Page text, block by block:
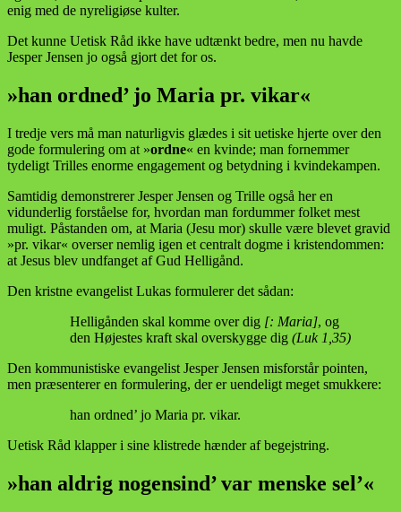
enig med de nyreligiøse kulter.
Det kunne Uetisk Råd ikke have udtænkt bedre, men nu havde
Jesper Jensen jo også gjort det for os.
»han ordned’ jo Maria pr. vikar«
I tredje vers må man naturligvis glædes i sit uetiske hjerte over den
gode formulering om at »ordne« en kvinde; man fornemmer
tydeligt Trilles enorme engagement og betydning i kvindekampen.
Samtidig demonstrerer Jesper Jensen og Trille også her en
vidunderlig forståelse for, hvordan man fordummer folket mest
muligt. Påstanden om, at Maria (Jesu mor) skulle være blevet gravid
»pr. vikar« overser nemlig igen et centralt dogme i kristendommen:
at Jesus blev undfanget af Gud Helligånd.
Den kristne evangelist Lukas formulerer det sådan:
Helligånden skal komme over dig [: Maria], og
den Højestes kraft skal overskygge dig (Luk 1,35)
Den kommunistiske evangelist Jesper Jensen misforstår pointen,
men præsenterer en formulering, der er uendeligt meget smukkere:
han ordned’ jo Maria pr. vikar.
Uetisk Råd klapper i sine klistrede hænder af begejstring.
»han aldrig nogensind’ var menske sel’«